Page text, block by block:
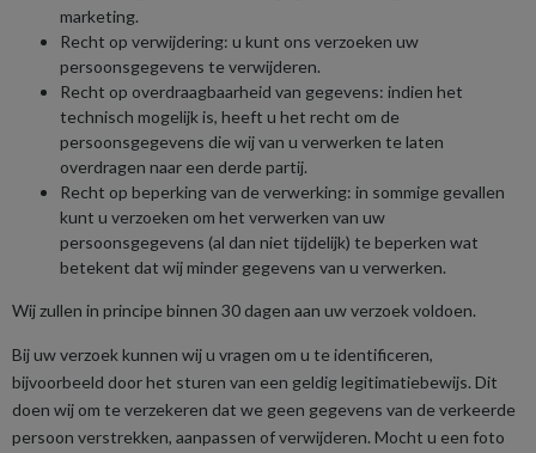
marketing.
Recht op verwijdering: u kunt ons verzoeken uw
persoonsgegevens te verwijderen.
Recht op overdraagbaarheid van gegevens: indien het
technisch mogelijk is, heeft u het recht om de
persoonsgegevens die wij van u verwerken te laten
overdragen naar een derde partij.
Recht op beperking van de verwerking: in sommige gevallen
kunt u verzoeken om het verwerken van uw
persoonsgegevens (al dan niet tijdelijk) te beperken wat
betekent dat wij minder gegevens van u verwerken.
Wij zullen in principe binnen 30 dagen aan uw verzoek voldoen.
Bij uw verzoek kunnen wij u vragen om u te identificeren,
bijvoorbeeld door het sturen van een geldig legitimatiebewijs. Dit
doen wij om te verzekeren dat we geen gegevens van de verkeerde
persoon verstrekken, aanpassen of verwijderen. Mocht u een foto